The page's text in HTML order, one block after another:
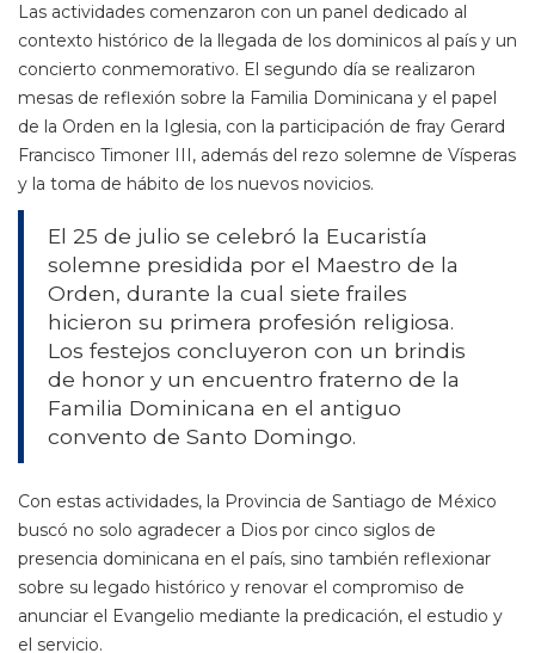
Las actividades comenzaron con un panel dedicado al
contexto histórico de la llegada de los dominicos al país y un
concierto conmemorativo. El segundo día se realizaron
mesas de reflexión sobre la Familia Dominicana y el papel
de la Orden en la Iglesia, con la participación de fray Gerard
Francisco Timoner III, además del rezo solemne de Vísperas
y la toma de hábito de los nuevos novicios.
El 25 de julio se celebró la Eucaristía
solemne presidida por el Maestro de la
Orden, durante la cual siete frailes
hicieron su primera profesión religiosa.
Los festejos concluyeron con un brindis
de honor y un encuentro fraterno de la
Familia Dominicana en el antiguo
convento de Santo Domingo.
Con estas actividades, la Provincia de Santiago de México
buscó no solo agradecer a Dios por cinco siglos de
presencia dominicana en el país, sino también reflexionar
sobre su legado histórico y renovar el compromiso de
anunciar el Evangelio mediante la predicación, el estudio y
el servicio.